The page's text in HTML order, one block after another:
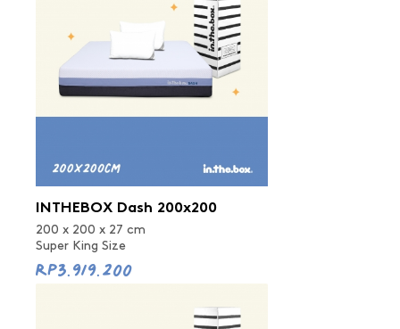
INTHEBOX Dash 200x200
200 x 200 x 27 cm
Super King Size
Rp3.919.200